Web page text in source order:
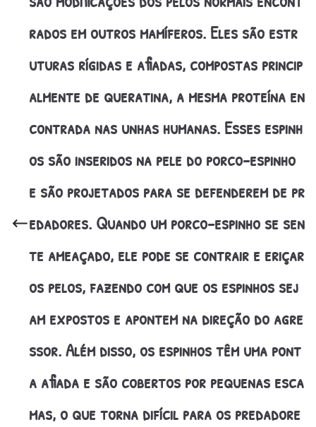
rados em outros mamíferos. Eles são estr
uturas rígidas e afiadas, compostas princip
almente de queratina, a mesma proteína en
contrada nas unhas humanas. Esses espinh
os são inseridos na pele do porco-espinho
e são projetados para se defenderem de pr
edadores. Quando um porco-espinho se sen
te ameaçado, ele pode se contrair e eriçar
os pelos, fazendo com que os espinhos sej
am expostos e apontem na direção do agre
ssor. Além disso, os espinhos têm uma pont
a afiada e são cobertos por pequenas esca
mas, o que torna difícil para os predadore